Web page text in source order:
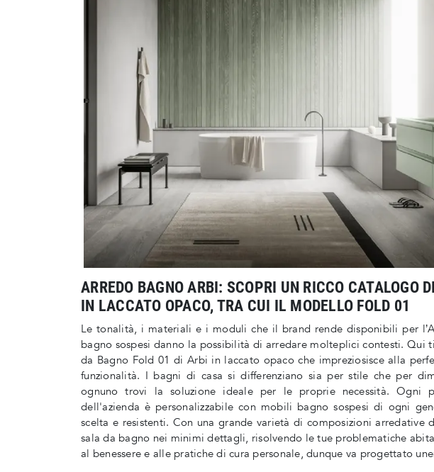
ARREDO BAGNO ARBI: SCOPRI UN RICCO CATALOGO
IN LACCATO OPACO, TRA CUI IL MODELLO FOLD 01
Le tonalità, i materiali e i moduli che il brand rende disponibili per
bagno sospesi danno la possibilità di arredare molteplici contesti.
da Bagno Fold 01 di Arbi in laccato opaco che impreziosisce alla
funzionalità. I bagni di casa si differenziano sia per stile che per
ognuno trovi la soluzione ideale per le proprie necessità. Ogni
dell'azienda è personalizzabile con mobili bagno sospesi di ogni
scelta e resistenti. Con una grande varietà di composizioni arredative
sala da bagno nei minimi dettagli, risolvendo le tue problematiche
al benessere e alle pratiche di cura personale, dunque va progettato